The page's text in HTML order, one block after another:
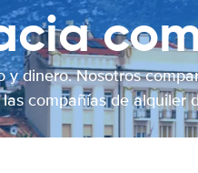
y dinero. Nosotros
compañías de alquiler